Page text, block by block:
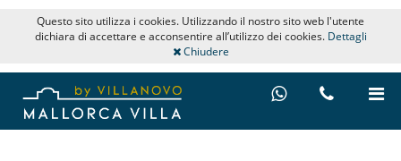
Questo sito utilizza i cookies. Utilizzando il nostro sito web l'utente
dichiara di accettare e acconsentire all’utilizzo dei cookies. Dettagli
Chiudere